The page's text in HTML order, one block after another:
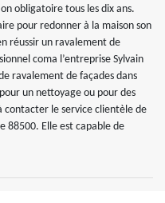
obligatoire tous les dix ans.
pour redonner à la maison son
réussir un ravalement de
coma l’entreprise Sylvain
ravalement de façades dans
un nettoyage ou pour des
contacter le service clientèle de
88500. Elle est capable de